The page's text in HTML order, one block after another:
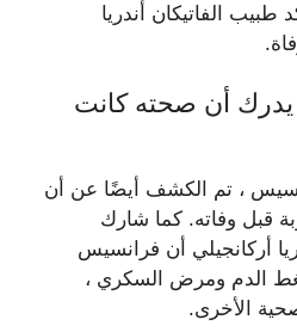
طبيب الفاتيكان أندريا
يدرك أن صحته كانت
، تم الكشف أيضًا عن أن
قبل وفاته. كما شارك
أركانجيلي أن فرانسيس
الدم ومرض السكري ،
الأخرى.